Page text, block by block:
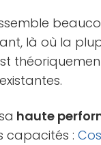
là où la
existantes.
haute
capacités :